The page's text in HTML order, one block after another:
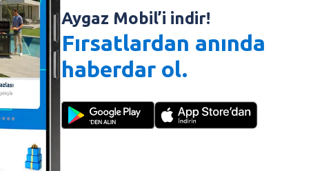
Aygaz Mobil’i indir!
Fırsatlardan anında
haberdar ol.